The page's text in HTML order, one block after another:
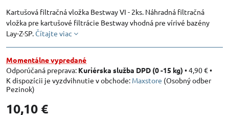
Kartušová filtračná vložka Bestway VI - 2ks. Náhradná filtračná
vložka pre kartušové filtrácie Bestway vhodná pre vírivé bazény
Lay-Z-SP.Čítajte viac
Momentálne vypredané
Kuriérska služba DPD (0 -15 kg) •4,90 €•
Maxstore (Osobný odber
Pezinok)
10,10 €